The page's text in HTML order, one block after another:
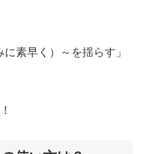
素早く）～を揺らす」